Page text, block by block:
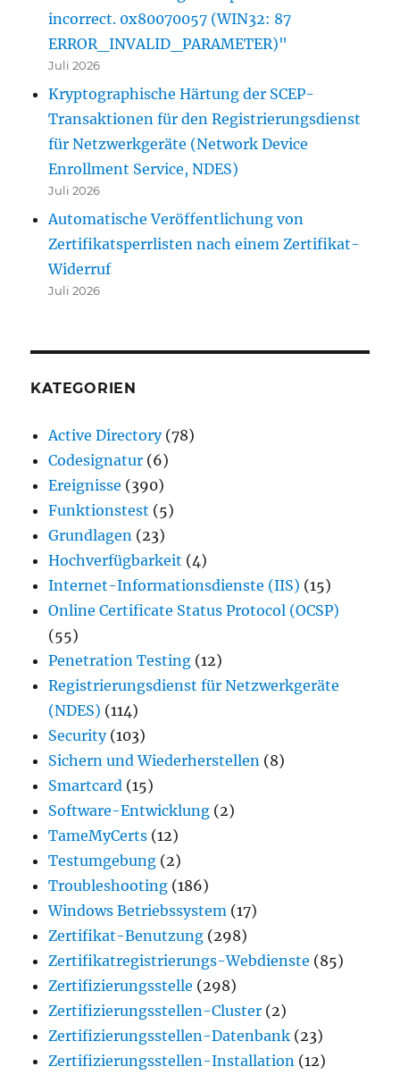
incorrect. 0x80070057 (WIN32: 87
ERROR_INVALID_PARAMETER)"
Juli 2026
Kryptographische Härtung der SCEP-
Transaktionen für den Registrierungsdienst
für Netzwerkgeräte (Network Device
Enrollment Service, NDES)
Juli 2026
Automatische Veröffentlichung von
Zertifikatsperrlisten nach einem Zertifikat-
Widerruf
Juli 2026
KATEGORIEN
Active Directory(78)
Codesignatur (6)
Ereignisse (390)
Funktionstest (5)
Grundlagen (23)
Hochverfügbarkeit (4)
Internet-Informationsdienste (IIS) (15)
Online Certificate Status Protocol (OCSP)
(55)
Penetration Testing (12)
Registrierungsdienst für Netzwerkgeräte
(NDES) (114)
Security(103)
Sichern und Wiederherstellen (8)
Smartcard (15)
Software-Entwicklung (2)
TameMyCerts (12)
Testumgebung (2)
Troubleshooting (186)
Windows Betriebssystem (17)
Zertifikat-Benutzung (298)
Zertifikatregistrierungs-Webdienste (85)
Zertifizierungsstelle (298)
Zertifizierungsstellen-Cluster (2)
Zertifizierungsstellen-Datenbank (23)
Zertifizierungsstellen-Installation (12)